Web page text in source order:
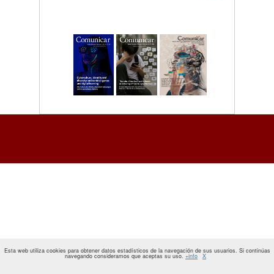
Esta web utiliza cookies para obtener datos estadísticos de la navegación de sus usuarios. Si continúas
navegando consideramos que aceptas su uso. +info X